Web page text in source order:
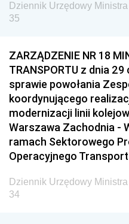
Dziennik Urzędowy
35
ZARZĄDZENIE NR 18
TRANSPORTU z dnia
sprawie powołania
koordynującego
modernizacji linii
Warszawa Zachodnia -
ramach Sektorowego
Operacyjnego Transport
Dziennik Urzędowy
34